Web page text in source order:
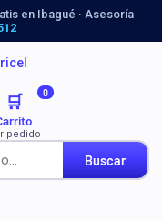
en Ibagué · Asesoría
Buscar
🛒 0
pedido